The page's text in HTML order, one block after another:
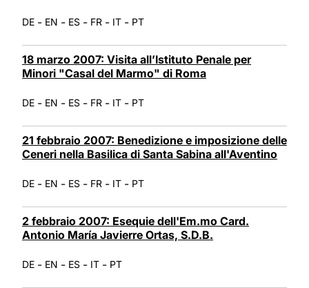
DE - EN - ES - FR - IT - PT
18 marzo 2007: Visita all’Istituto Penale per
Minori "Casal del Marmo" di Roma
DE - EN - ES - FR - IT - PT
21 febbraio 2007: Benedizione e imposizione delle
Ceneri nella Basilica di Santa Sabina all'Aventino
DE - EN - ES - FR - IT - PT
2 febbraio 2007: Esequie dell'Em.mo Card.
Antonio María Javierre Ortas, S.D.B.
DE - EN - ES - IT - PT